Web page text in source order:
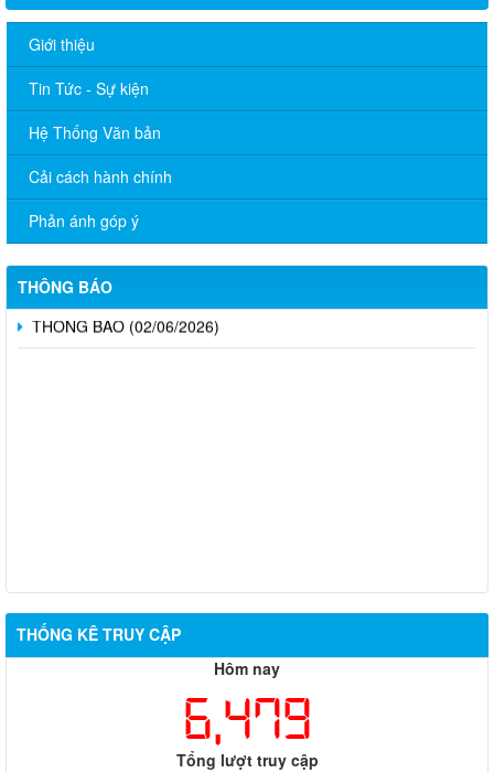
Giới thiệu
Tin Tức - Sự kiện
Hệ Thống Văn bản
Cải cách hành chính
Phản ánh góp ý
THÔNG BÁO
Sở Ngoại vụ thông báo tuyển dụng hợp đồng thực hiện nhiệm
vụ công chức năm 2026
TÍCH CỰC HƯỞNG ỨNG CUỘC THI TRỰC TUYẾN “TÌM HIỂU
PHÁP LUẬT” NĂM 2026
CÔNG BỐ DANH MỤC THỦ TỤC HÀNH CHÍNH ĐƯỢC PHÂN
CẤP, PHÂN QUYỀN THUỘC PHẠM VI QUẢN LÝ CỦA NGÀNH
NGOẠI VỤ THÀNH PHỐ ĐỒNG NAI
THÔNG BÁO (02/06/2026)
THỐNG KÊ TRUY CẬP
Hôm nay
6,479
Tổng lượt truy cập